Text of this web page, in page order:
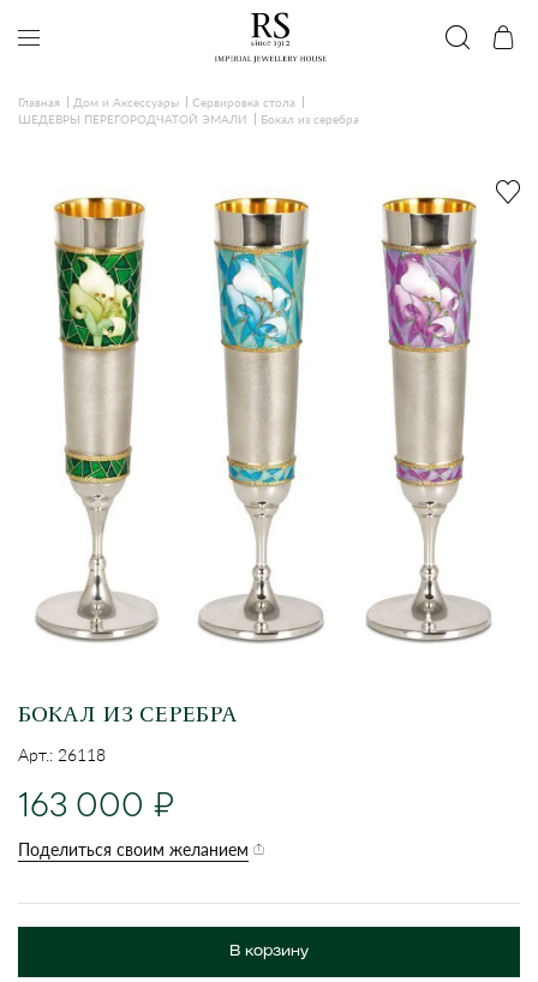
Главная Дом и Аксессуары
Сервировка стола
ШЕДЕВРЫ ПЕРЕГОРОДЧАТОЙ ЭМАЛИ
Бокал из серебра
БОКАЛ ИЗ СЕРЕБРА
Арт.: 26118
163 000
Поделиться своим желанием
В корзину